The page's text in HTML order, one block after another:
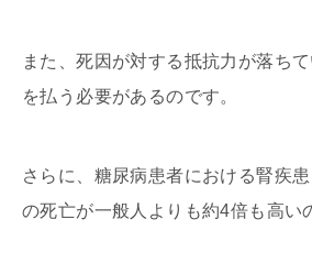
また、死因が対する抵抗力が落ち
を払う必要があるのです。
さらに、糖尿病患者における腎疾
の死亡が一般人よりも約4倍も高い